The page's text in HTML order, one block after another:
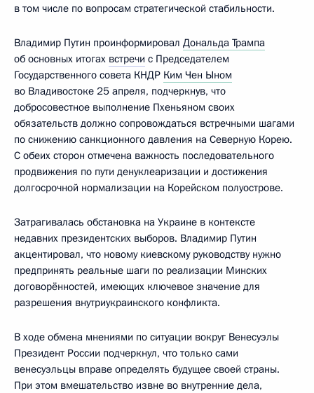
в том числе по вопросам стратегической стабильности.
Владимир Путин проинформировал Дональда Трампа
об основных итогах встречи с Председателем
Государственного совета КНДР Ким Чен Ыном
во Владивостоке 25 апреля, подчеркнув, что
добросовестное выполнение Пхеньяном своих
обязательств должно сопровождаться встречными шагами
по снижению санкционного давления на Северную Корею.
С обеих сторон отмечена важность последовательного
продвижения по пути денуклеаризации и достижения
долгосрочной нормализации на Корейском полуострове.
Затрагивалась обстановка на Украине в контексте
недавних президентских выборов. Владимир Путин
акцентировал, что новому киевскому руководству нужно
предпринять реальные шаги по реализации Минских
договорённостей, имеющих ключевое значение для
разрешения внутриукраинского конфликта.
В ходе обмена мнениями по ситуации вокруг Венесуэлы
Президент России подчеркнул, что только сами
венесуэльцы вправе определять будущее своей страны.
При этом вмешательство извне во внутренние дела,